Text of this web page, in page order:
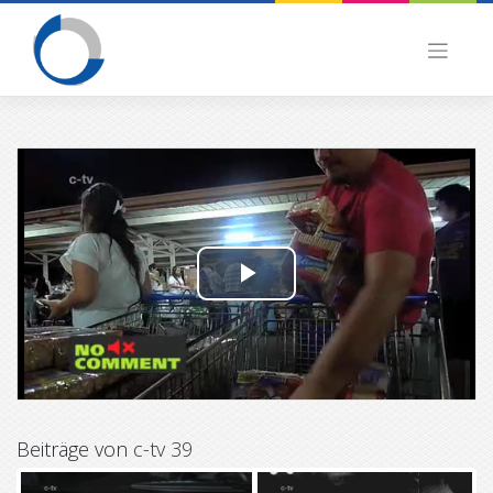
Skip
content
P
l
a
Beiträge von c-tv 39